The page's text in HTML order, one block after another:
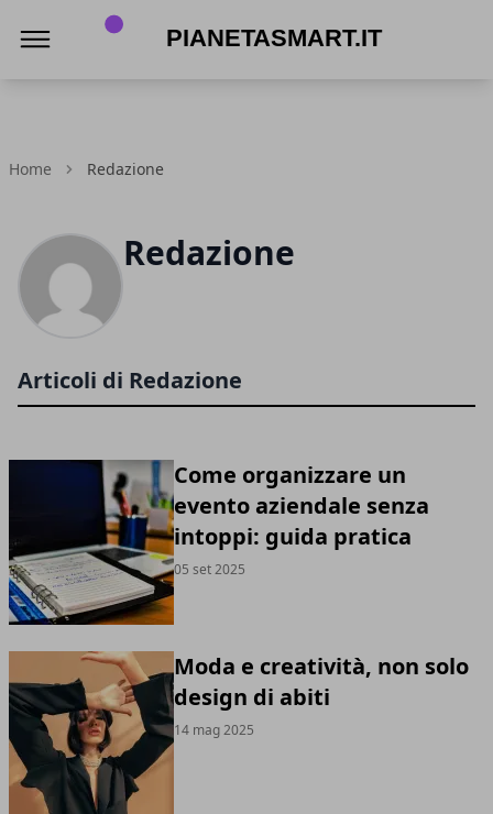
Home Redazione
Redazione
Articoli di Redazione
Come organizzare un
evento aziendale senza
intoppi: guida pratica
05 set 2025
Moda e creatività, non solo
design di abiti
14 mag 2025